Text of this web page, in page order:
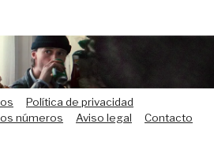
Política de privacidad
números Aviso legal Contacto